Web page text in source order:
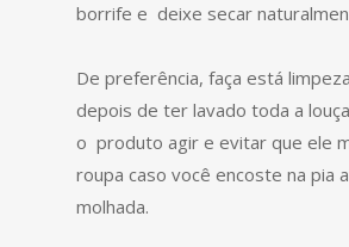
borrife e deixe secar
De preferência, faça está
depois de ter lavado toda a
o produto agir e evitar que ele
roupa caso você encoste na pia
molhada.